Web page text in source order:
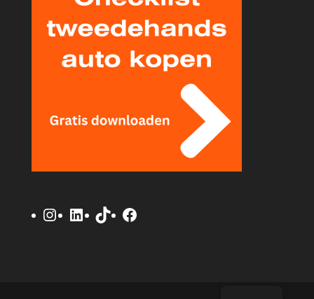
Instagram
LinkedIn
TikTokFacebook